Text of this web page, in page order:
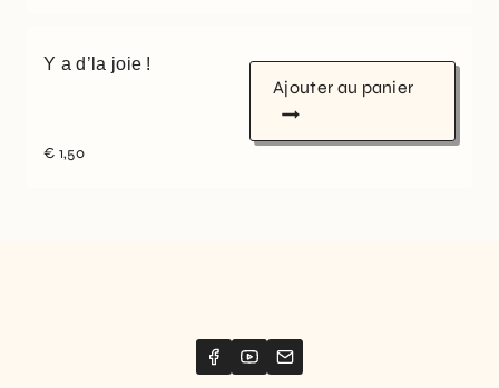
Y a d’la joie !
€ 1,50
Ajouter au panier